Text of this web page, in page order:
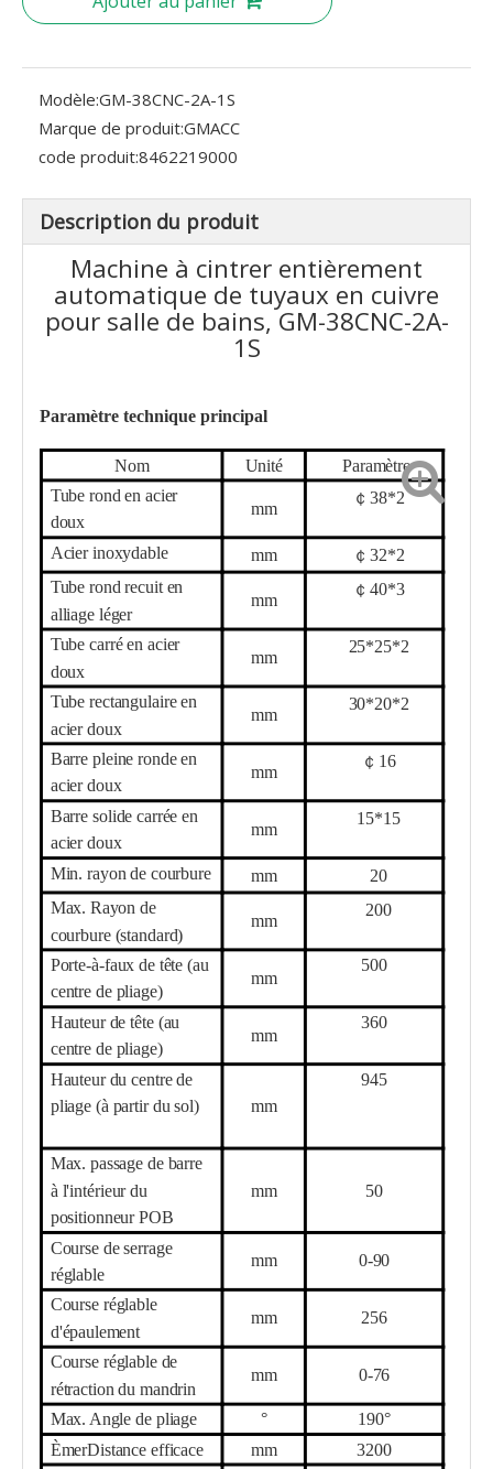
Modèle:GM-38CNC-2A-1S
Marque de produit:GMACC
code produit:8462219000
Description du produit
Machine à cintrer entièrement
automatique de tuyaux en cuivre
pour salle de bains, GM-38CNC-2A-
1S
Paramètre technique principal
Nom Unité
Paramètre
Tube rond en acier
doux
mm
￠38*2
Acier inoxydable mm ￠32*2
Tube rond recuit en
alliage léger
mm
￠40*3
Tube carré en acier
doux
mm
25*25*2
Tube rectangulaire en
acier doux
mm
30*20*2
Barre pleine ronde en
acier doux
mm
￠ 16
Barre solide carrée en
acier doux
mm
15*15
Min. rayon de courbure mm
20
Max. Rayon de
courbure (standard)
mm
200
Porte-à-faux de tête (au
centre de pliage)
mm
500
Hauteur de tête (au
centre de pliage)
mm
360
Hauteur du centre de
pliage (à partir du sol)
mm
945
Max. passage de barre
à l'intérieur du
positionneur POB
mm 50
Course de serrage
réglable
mm 0-90
Course réglable
d'épaulement
mm 256
Course réglable de
rétraction du mandrin
mm 0-76
Max. Angle de pliage ° 190°
ÈmerDistance efficace mm 3200